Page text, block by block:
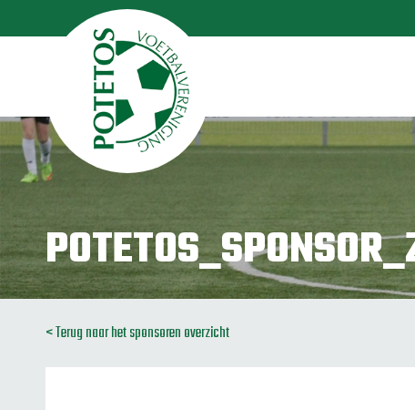
< Terug naar het sponsoren overzicht